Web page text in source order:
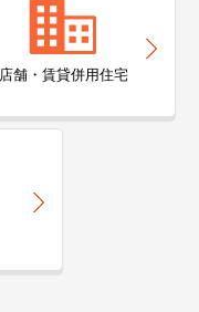
店舗・賃貸併用住宅